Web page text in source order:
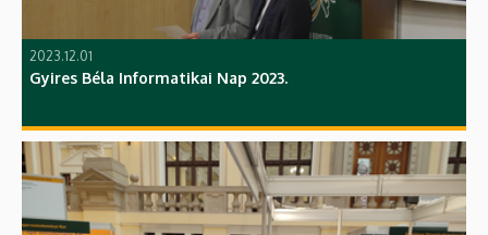
2023.12.01
Gyires Béla Informatikai Nap 2023.